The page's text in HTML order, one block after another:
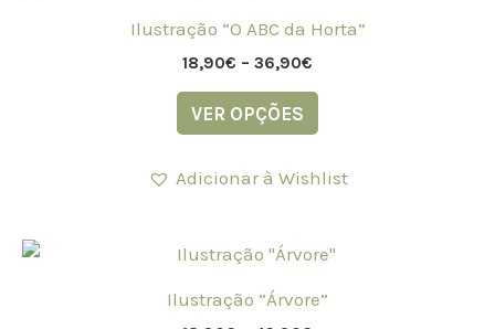
Ilustração “O ABC da Horta”
18,90€ – 36,90€
18,90€
through
VER OPÇÕES
has
variants.
The
may
chosen
the
Adicionar à Wishlist
Ilustração “Árvore”
Price
18,90€
through
This
has